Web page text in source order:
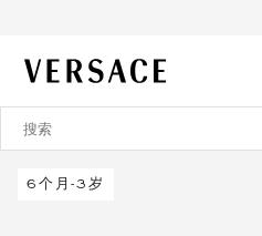
VERSACE | 主页
6个月-3岁